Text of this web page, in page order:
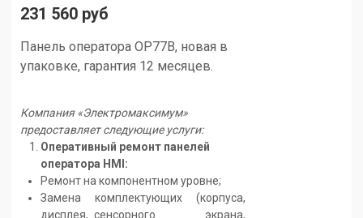
231 560 руб
Панель оператора OP77B, новая в
упаковке, гарантия 12 месяцев.
Компания «Электромаксимум»
предоставляет следующие услуги:
Оперативный ремонт панелей
оператора HMI:
Ремонт на компонентном уровне;
Замена комплектующих (корпуса,
дисплея, сенсорного экрана,